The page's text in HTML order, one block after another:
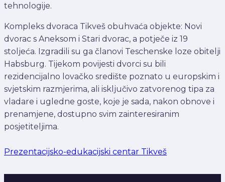
tehnologije.
Kompleks dvoraca Tikveš obuhvaća objekte: Novi
dvorac s Aneksom i Stari dvorac, a potječe iz 19
stoljeća. Izgradili su ga članovi Teschenske loze obitelji
Habsburg. Tijekom povijesti dvorci su bili
rezidencijalno lovačko središte poznato u europskim i
svjetskim razmjerima, ali isključivo zatvorenog tipa za
vladare i ugledne goste, koje je sada, nakon obnove i
prenamjene, dostupno svim zainteresiranim
posjetiteljima.
Prezentacijsko-edukacijski centar Tikveš